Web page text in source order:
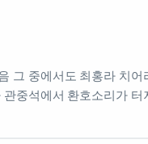
그 중에서도 최홍라 치
중석에서 환호소리가